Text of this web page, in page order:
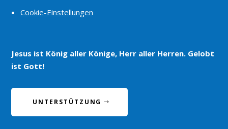
Cookie-Einstellungen
Jesus ist König aller Könige, Herr aller Herren. Gelobt
ist Gott!
UNTERSTÜTZUNG